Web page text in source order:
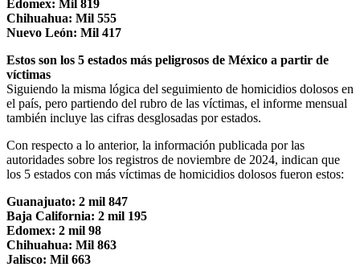
Edomex: Mil 819
Chihuahua: Mil 555
Nuevo León: Mil 417
Estos son los 5 estados más peligrosos de México a partir de
víctimas
Siguiendo la misma lógica del seguimiento de homicidios dolosos en
el país, pero partiendo del rubro de las víctimas, el informe mensual
también incluye las cifras desglosadas por estados.
Con respecto a lo anterior, la información publicada por las
autoridades sobre los registros de noviembre de 2024, indican que
los 5 estados con más víctimas de homicidios dolosos fueron estos:
Guanajuato: 2 mil 847
Baja California: 2 mil 195
Edomex: 2 mil 98
Chihuahua: Mil 863
Jalisco: Mil 663